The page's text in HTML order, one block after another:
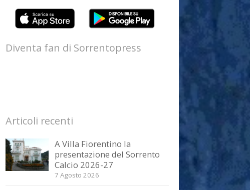
Diventa fan di Sorrentopress
Articoli recenti
A Villa Fiorentino la
presentazione del Sorrento
Calcio 2026-27
7 Agosto 2026